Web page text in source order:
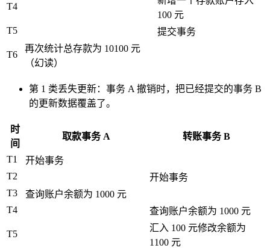
T4
100 元
T5
提交事务
T6
再次统计总存款为 10100 元
（幻读）
第 1 类丢失更新：事务 A 撤销时，把已经提交的事务 B
的更新数据覆盖了。
时
间
取款事务 A 转账事务 B
T1
开始事务
T2
开始事务
T3
查询账户余额为 1000 元
T4
查询账户余额为 1000 元
T5
汇入 100 元修改余额为
1100 元